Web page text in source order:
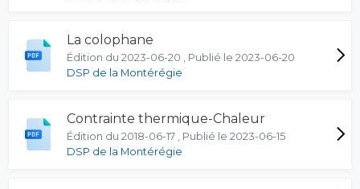
La colophane
Édition du 2023-06-20 , Publié le 2023-06-20
DSP de la Montérégie
Contrainte thermique-Chaleur
Édition du 2018-06-17 , Publié le 2023-06-15
DSP de la Montérégie